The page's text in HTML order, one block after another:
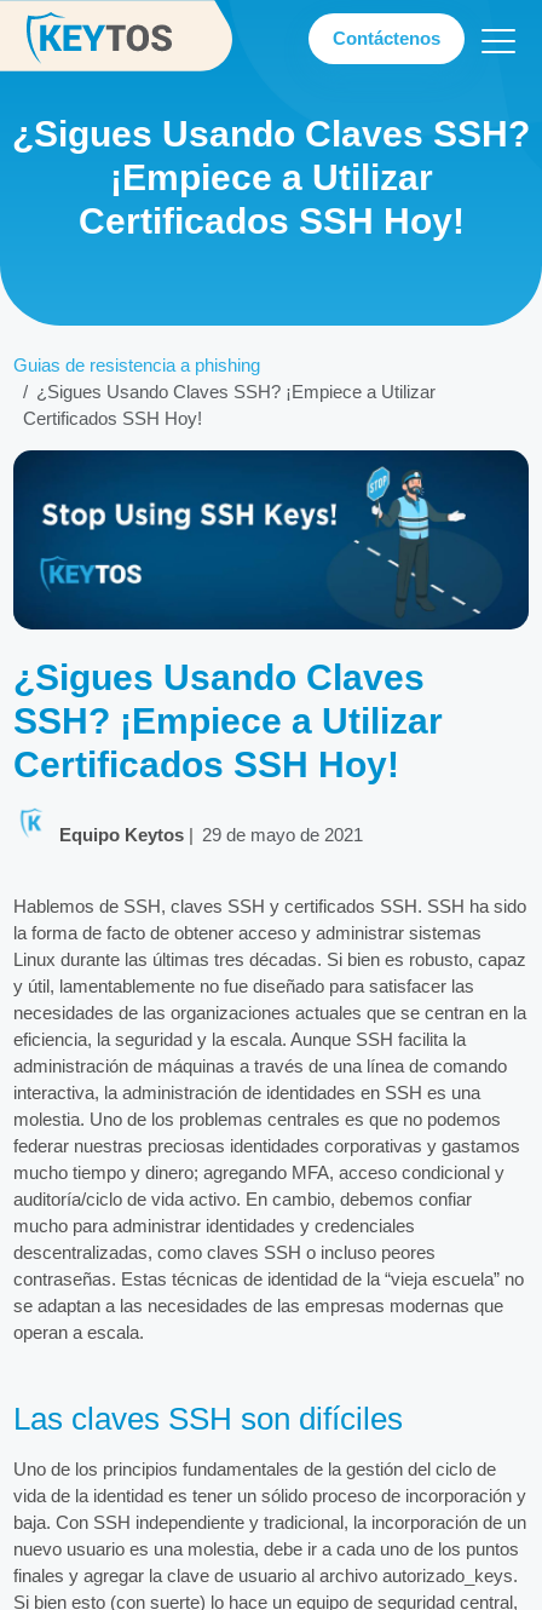
Contáctenos
¿Sigues Usando Claves SSH?
¡Empiece a Utilizar
Certificados SSH Hoy!
Guias de resistencia a phishing
¿Sigues Usando Claves SSH? ¡Empiece a Utilizar
Certificados SSH Hoy!
¿Sigues Usando Claves
SSH? ¡Empiece a Utilizar
Certificados SSH Hoy!
Equipo Keytos| 29 de mayo de 2021
Hablemos de SSH, claves SSH y certificados SSH. SSH ha sido
la forma de facto de obtener acceso y administrar sistemas
Linux durante las últimas tres décadas. Si bien es robusto, capaz
y útil, lamentablemente no fue diseñado para satisfacer las
necesidades de las organizaciones actuales que se centran en la
eficiencia, la seguridad y la escala. Aunque SSH facilita la
administración de máquinas a través de una línea de comando
interactiva, la administración de identidades en SSH es una
molestia. Uno de los problemas centrales es que no podemos
federar nuestras preciosas identidades corporativas y gastamos
mucho tiempo y dinero; agregando MFA, acceso condicional y
auditoría/ciclo de vida activo. En cambio, debemos confiar
mucho para administrar identidades y credenciales
descentralizadas, como claves SSH o incluso peores
contraseñas. Estas técnicas de identidad de la “vieja escuela” no
se adaptan a las necesidades de las empresas modernas que
operan a escala.
Las claves SSH son difíciles
Uno de los principios fundamentales de la gestión del ciclo de
vida de la identidad es tener un sólido proceso de incorporación y
baja. Con SSH independiente y tradicional, la incorporación de un
nuevo usuario es una molestia, debe ir a cada uno de los puntos
finales y agregar la clave de usuario al archivo autorizado_keys.
Si bien esto (con suerte) lo hace un equipo de seguridad central,